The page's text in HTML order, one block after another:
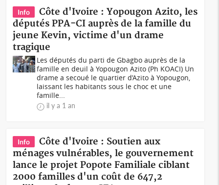
Info
Côte d'Ivoire : Yopougon Azito, les
députés PPA-CI auprès de la famille du
jeune Kevin, victime d'un drame
tragique
Les députés du parti de Gbagbo auprès de la
famille en deuil à Yopougon Azito (Ph KOACI) Un
drame a secoué le quartier d’Azito à Yopougon,
laissant les habitants sous le choc et une
famille...
il y a 1 an
Info
Côte d'Ivoire : Soutien aux
ménages vulnérables, le gouvernement
lance le projet Popote Familiale ciblant
2000 familles d'un coût de 647,2